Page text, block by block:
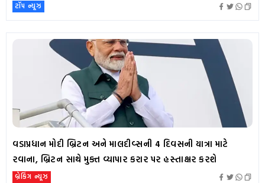
ટૉપ ન્યૂઝ
વડાપ્રધાન મોદી બ્રિટન અને માલદીવ્સની 4 દિવસની યાત્રા માટે
રવાના, બ્રિટન સાથે મુક્ત વ્યાપાર કરાર પર હસ્તાક્ષર કરશે
બ્રેકિંગ ન્યૂઝ